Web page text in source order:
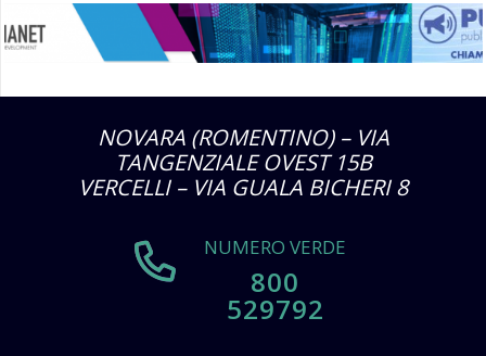
NOVARA (ROMENTINO) – VIA
TANGENZIALE OVEST 15B
VERCELLI – VIA GUALA BICHERI 8
NUMERO VERDE
800
529792